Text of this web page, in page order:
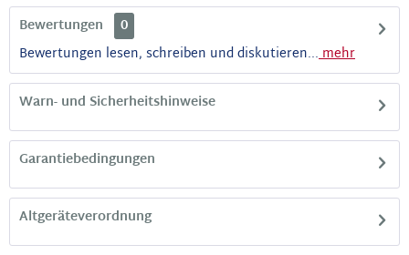
Altgeräteverordnung
Garantiebedingungen
Warn- und Sicherheitshinweise
Bewertungen
0
Bewertungen lesen, schreiben und diskutieren...mehr